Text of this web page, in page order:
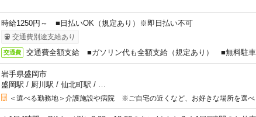
時給1250円～ ■日払いOK（規定あり）※即日払い不可
交通費別途支給あり
交通費 交通費全額支給 ■ガソリン代も全額支給（規定あり） ■無料駐車
岩手県盛岡市
盛岡駅 / 厨川駅 / 仙北町駅 /
＜選べる勤務地＞介護施設や病院 ※ご自宅の近くなど、お好きな場所を選べ